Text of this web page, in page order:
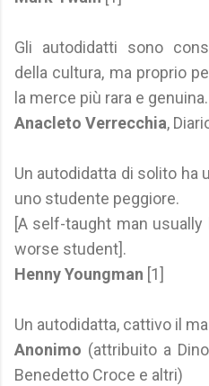
Gli autodidatti sono
della cultura, ma proprio
la merce più rara e genuina.
Anacleto Verrecchia,
Un autodidatta di solito ha
uno studente peggiore.
[A self-taught man
worse student].
Henny Youngman [1]
Un autodidatta, cattivo il
Anonimo (attribuito a
Benedetto Croce e altri)